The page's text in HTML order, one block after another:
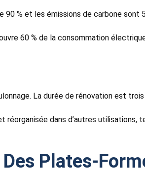
% et les émissions de carbone sont
60 % de la consommation
La durée de rénovation est
dans d’autres utilisations,
Plates-